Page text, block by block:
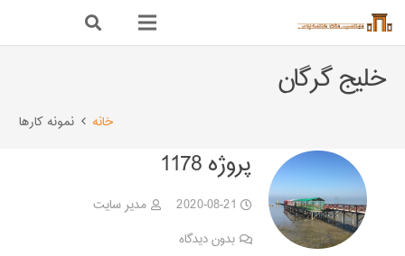
خلیج گرگان
خانه نمونه کارها
پروژه 1178
2020-08-21
مدیر سایت
بدون دیدگاه